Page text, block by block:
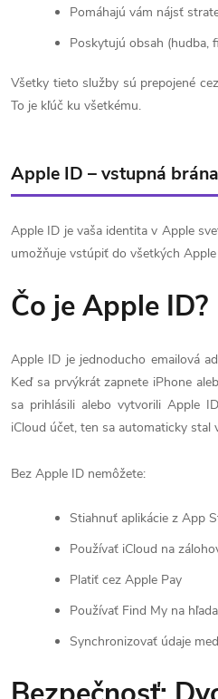
Pomáhajú vám nájsť
Poskytujú obsah (hudba,
Všetky tieto služby sú prepojené
To je kľúč ku všetkému.
Apple ID – vstupná
Apple ID je vaša identita v Apple
umožňuje vstúpiť do všetkých
Čo je Apple ID?
Apple ID je jednoducho emailová
Keď sa prvýkrát zapnete iPhone
sa prihlásili alebo vytvorili Apple
iCloud účet, ten sa automaticky stal
Bez Apple ID nemôžete:
Stiahnuť aplikácie z App
Používať iCloud na
Platiť cez Apple Pay
Používať Find My na
Synchronizovať údaje